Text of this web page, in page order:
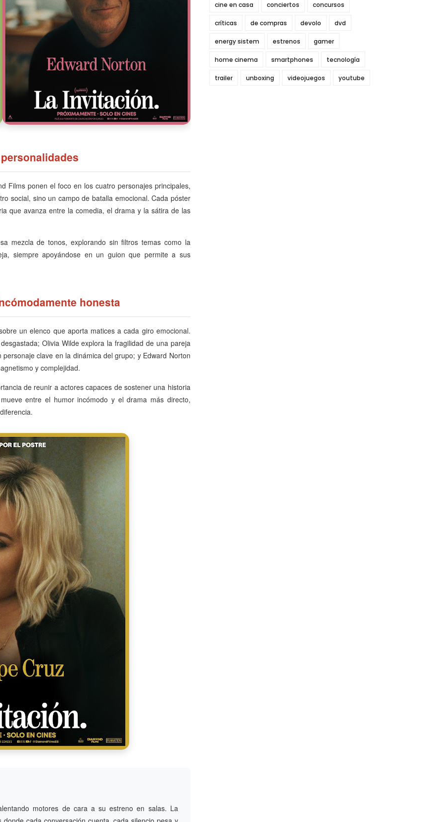
Films ponen el foco en los cuatro personajes principales,
social, sino un campo de batalla emocional. Cada póster
que avanza entre la comedia, el drama y la sátira de las
mezcla de tonos, explorando sin filtros temas como la
siempre apoyándose en un guion que permite a sus
honesta
un elenco que aporta matices a cada giro emocional.
Olivia Wilde explora la fragilidad de una pareja
clave en la dinámica del grupo; y Edward Norton
y complejidad.
de reunir a actores capaces de sostener una historia
entre el humor incómodo y el drama más directo,
motores de cara a su estreno en salas. La
cine en casa conciertos concursos
críticas de compras devolo dvd
energy sistem estrenos gamer
home cinema smartphones tecnología
trailer unboxing videojuegos youtube